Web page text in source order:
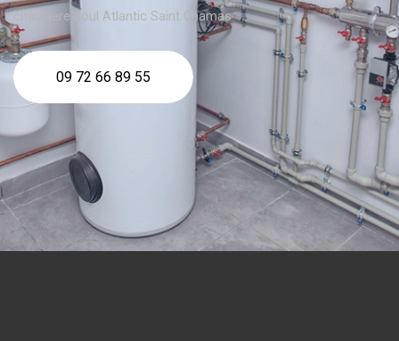
chaudière fioul Atlantic Saint Chamas
09 72 66 89 55